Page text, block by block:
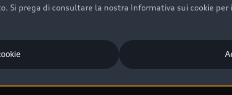
buona conservazione evidenzia cura e attenzione del
componenti principali in ottimo stato garantiscono
Audi che offre l’usato garantito tramite Audi
coperto da garanzia fino a 4 anni per una maggiore
Si prega di consultare la nostra Informativa sui cookie per